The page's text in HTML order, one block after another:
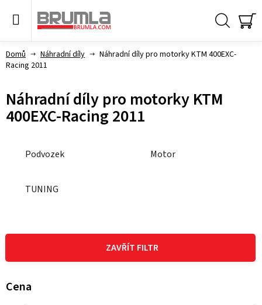
Domů Náhradní díly
Náhradní díly pro motorky KTM 400EXC-
Racing 2011
Náhradní díly pro motorky KTM
400EXC-Racing 2011
Podvozek Motor
TUNING
ZAVŘÍT FILTR
Cena
V
p
i